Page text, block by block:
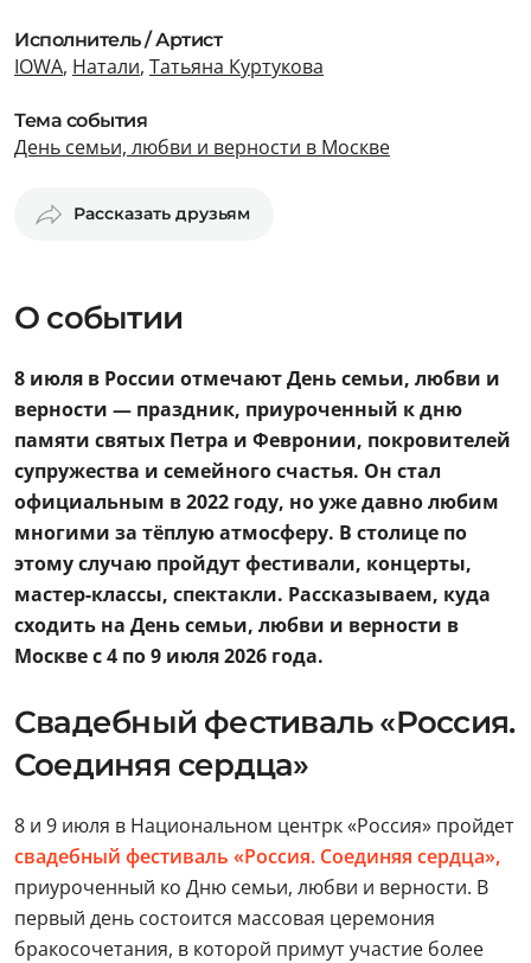
Исполнитель / Артист
IOWA, Натали, Татьяна Куртукова
Тема события
День семьи, любви и верности в Москве
Рассказать друзьям
О событии
8 июля в России отмечают День семьи, любви и
верности — праздник, приуроченный к дню
памяти святых Петра и Февронии, покровителей
супружества и семейного счастья. Он стал
официальным в 2022 году, но уже давно любим
многими за тёплую атмосферу. В столице по
этому случаю пройдут фестивали, концерты,
мастер-классы, спектакли. Рассказываем, куда
сходить на День семьи, любви и верности в
Москве с 4 по 9 июля 2026 года.
Свадебный фестиваль «Россия.
Соединяя сердца»
8 и 9 июля в Национальном центрк «Россия» пройдет
свадебный фестиваль «Россия. Соединяя сердца»,
приуроченный ко Дню семьи, любви и верности. В
первый день состоится массовая церемония
бракосочетания, в которой примут участие более